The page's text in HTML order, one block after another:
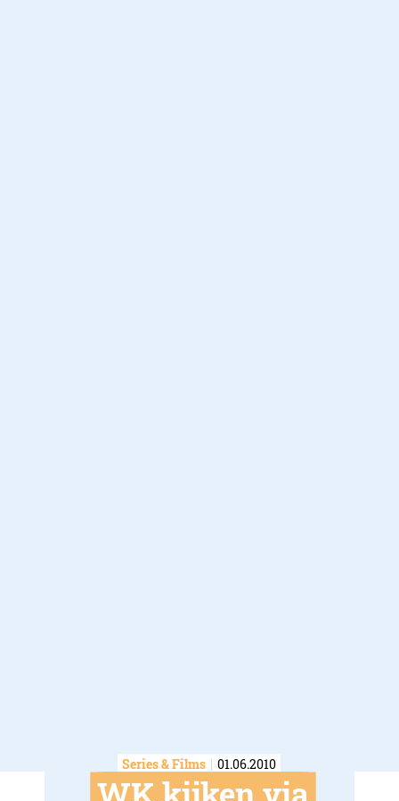
Series & Films 01.06.2010